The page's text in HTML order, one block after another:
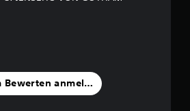
Bewerten anmelden